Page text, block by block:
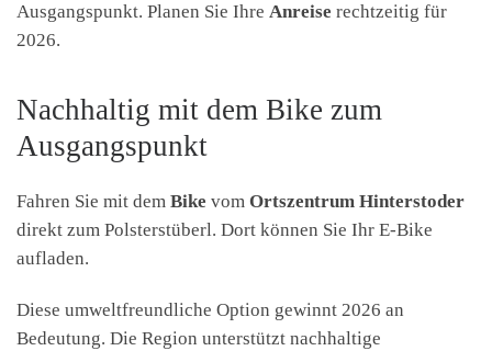
Ausgangspunkt. Planen Sie Ihre Anreise rechtzeitig für
2026.
Nachhaltig mit dem Bike zum
Ausgangspunkt
Fahren Sie mit dem Bike vom Ortszentrum Hinterstoder
direkt zum Polsterstüberl. Dort können Sie Ihr E-Bike
aufladen.
Diese umweltfreundliche Option gewinnt 2026 an
Bedeutung. Die Region unterstützt nachhaltige